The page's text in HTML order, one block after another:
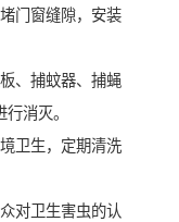
门窗缝隙，安装
、捕蚊器、捕蝇
消灭。
卫生，定期清洗
对卫生害虫的认